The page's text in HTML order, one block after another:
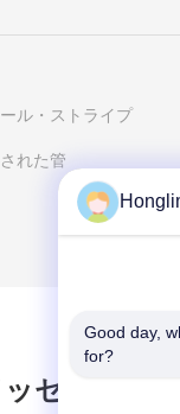
ル・ストライプ
れた管
セージ
Good day,
for?